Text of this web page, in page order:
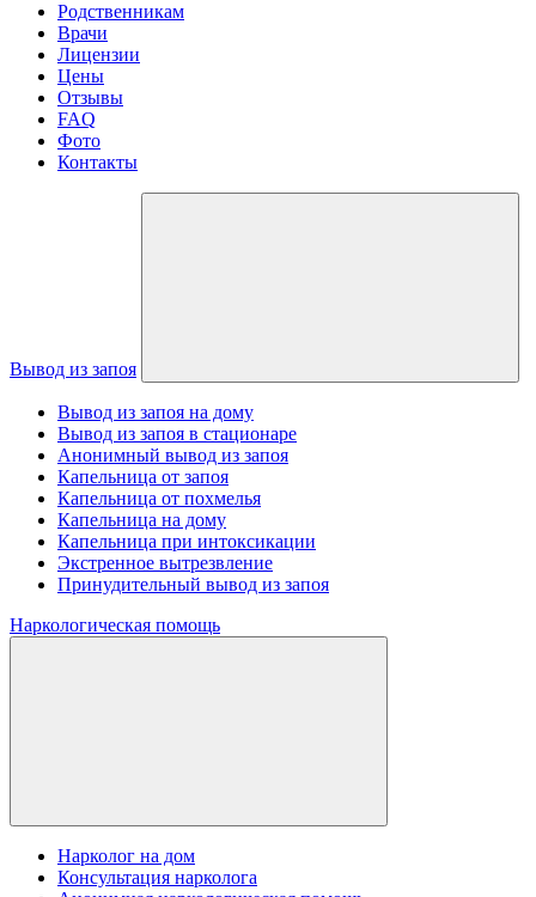
Родственникам
Врачи
Лицензии
Цены
Отзывы
FAQ
Фото
Контакты
Вывод из запоя
Вывод из запоя на дому
Вывод из запоя в стационаре
Анонимный вывод из запоя
Капельница от запоя
Капельница от похмелья
Капельница на дому
Капельница при интоксикации
Экстренное вытрезвление
Принудительный вывод из запоя
Наркологическая помощь
Нарколог на дом
Консультация нарколога